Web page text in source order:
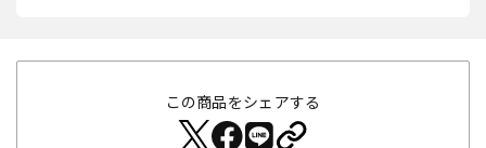
この商品をシェアする